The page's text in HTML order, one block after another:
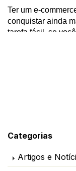
Ter um e-
conquistar ainda
tarefa fácil, se
para loja virtual.
Categorias
Artigos e